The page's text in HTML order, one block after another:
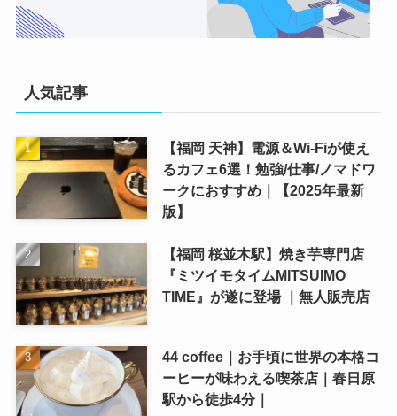
人気記事
【福岡 天神】電源＆Wi-Fiが使え
るカフェ6選！勉強/仕事/ノマドワ
ークにおすすめ｜【2025年最新
版】
【福岡 桜並木駅】焼き芋専門店
『ミツイモタイムMITSUIMO
TIME』が遂に登場 ｜無人販売店
44 coffee｜お手頃に世界の本格コ
ーヒーが味わえる喫茶店｜春日原
駅から徒歩4分｜